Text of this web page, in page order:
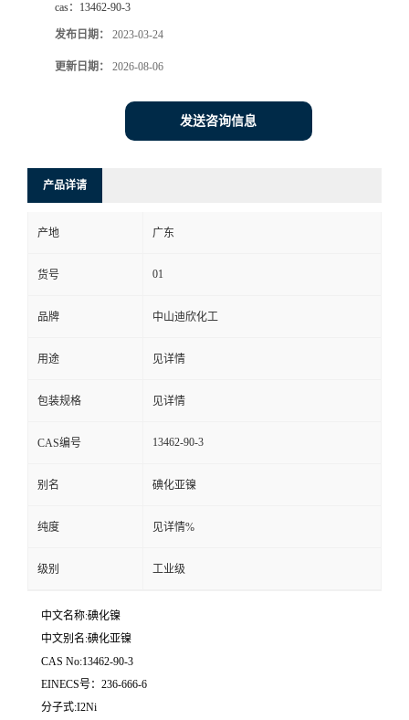
式
在
线
留
言
cas： 13462-90-3
发布日期： 2023-03-24
更新日期： 2026-08-06
发送咨询信息
产品详请
产地 广东
货号 01
品牌 中山迪欣化工
用途 见详情
包装规格 见详情
CAS编号 13462-90-3
别名 碘化亚镍
纯度 见详情%
级别 工业级
中文名称:碘化镍
中文别名:碘化亚镍
CAS No:13462-90-3
EINECS号：236-666-6
分子式:I2Ni